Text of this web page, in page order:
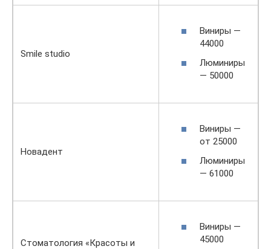
Smile studio
Виниры —
44000
Люминиры
— 50000
Новадент
Виниры —
от 25000
Люминиры
— 61000
Стоматология «Красоты и
Виниры —
45000